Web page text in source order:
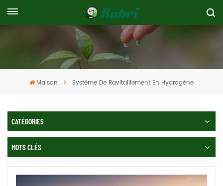
Maison Système De Ravitaillement En Hydrogène
CATÉGORIES
MOTS CLÉS